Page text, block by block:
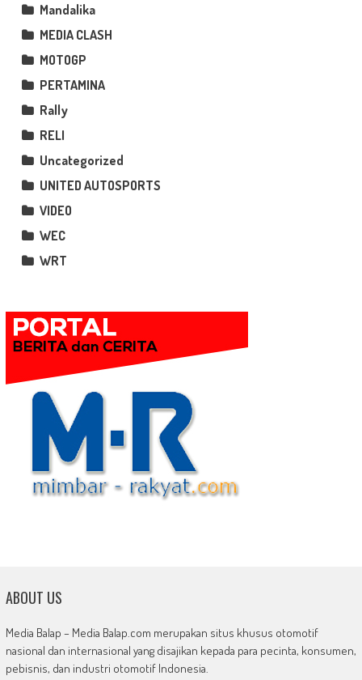
Mandalika
MEDIA CLASH
MOTOGP
PERTAMINA
Rally
RELI
Uncategorized
UNITED AUTOSPORTS
VIDEO
WEC
WRT
ABOUT US
Media Balap – Media Balap.com merupakan situs khusus otomotif
nasional dan internasional yang disajikan kepada para pecinta, konsumen,
pebisnis, dan industri otomotif Indonesia.